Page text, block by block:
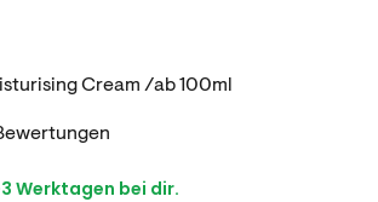
Cream /ab 100ml
Werktagen bei dir.